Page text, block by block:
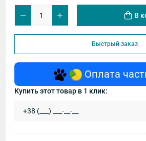
В
Быстрый заказ
Оплата
Купить этот товар в 1 клик: